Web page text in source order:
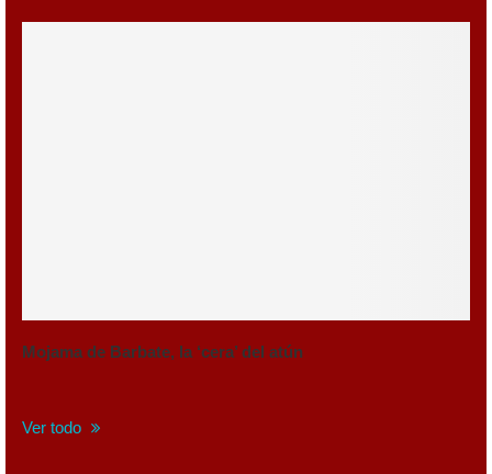
Mojama de Barbate, la ‘cera’ del atún
Ver todo